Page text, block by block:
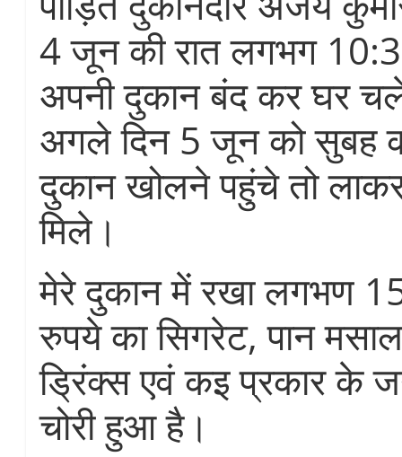
4 जून की रात लगभग
अपनी दुकान बंद कर घर
अगले दिन 5 जून को सुबह
दुकान खोलने पहुंचे तो
मिले।
मेरे दुकान में रखा लगभण
रुपये का सिगरेट, पान
ड्रिंक्स एवं कइ प्रकार के
चोरी हुआ है।